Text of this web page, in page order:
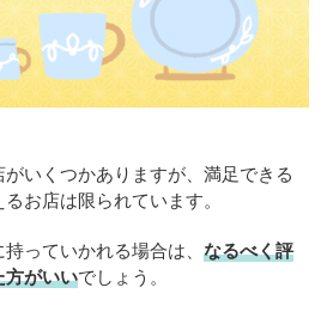
いくつかありますが、満足できる
お店は限られています。
っていかれる場合は、 なるべく評
方がいいでしょう。